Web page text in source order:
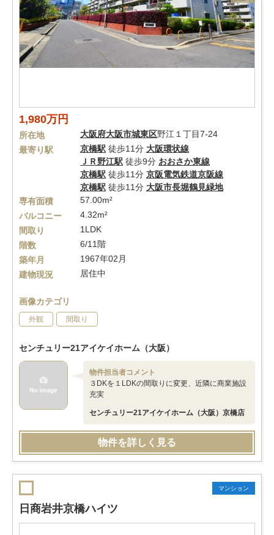
1,980万円
所在地 大阪府大阪市城東区野江１丁目7-24
最寄り駅
京橋駅 徒歩11分 大阪環状線
ＪＲ野江駅 徒歩9分 おおさか東線
京橋駅 徒歩11分 京阪電気鉄道京阪線
京橋駅 徒歩11分 大阪市長堀鶴見緑地
専有面積
57.00m²
バルコニー
4.32m²
間取り
1LDK
階数
6/11階
築年月
1967年02月
建物現況
居住中
画像カテゴリ
外観 間取り
センチュリー21アイケイホーム（大阪）
物件担当者コメント
３DKを１LDKの間取りに変更、近隣に商業施設
充実
センチュリー21アイケイホーム（大阪）京橋店
物件を詳しく見る
マンション
日商岩井京橋ハイツ